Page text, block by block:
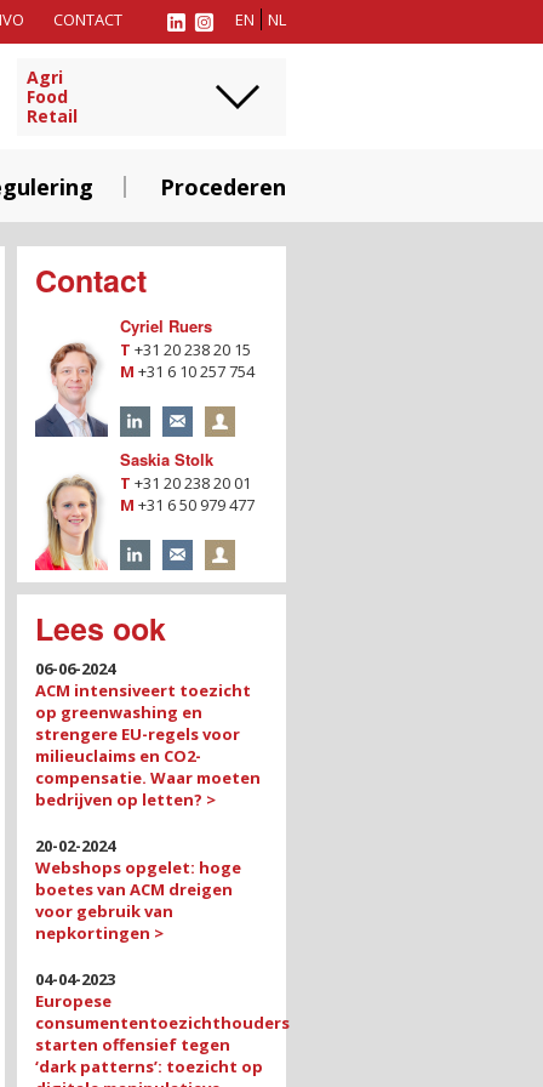
EN NL
CONTACT
Agri
Food
Retail
Procederen
Contact
Cyriel Ruers
T +31 20 238 20 15
M +31 6 10 257 754
Saskia Stolk
T +31 20 238 20 01
M +31 6 50 979 477
Lees ook
06-06-2024
ACM intensiveert toezicht
op greenwashing en
strengere EU-regels voor
milieuclaims en CO2-
compensatie. Waar moeten
bedrijven op letten? >
20-02-2024
Webshops opgelet: hoge
boetes van ACM dreigen
voor gebruik van
nepkortingen >
04-04-2023
Europese
consumententoezichthouders
starten offensief tegen
‘dark patterns’: toezicht op